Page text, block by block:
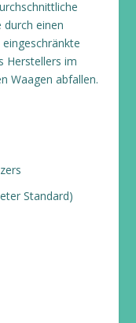
durch einen
Herstellers im
Waagen abfallen.
Standard)